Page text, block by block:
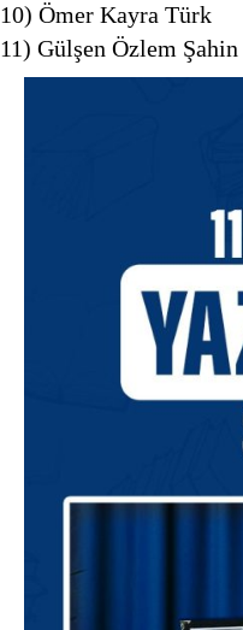
10) Ömer Kayra Türk
11) Gülşen Özlem Şahin